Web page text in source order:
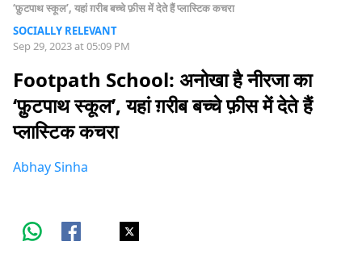
‘फ़ुटपाथ स्कूल’, यहां ग़रीब बच्चे फ़ीस में देते हैं प्लास्टिक कचरा
SOCIALLY RELEVANT
Sep 29, 2023 at 05:09 PM
Footpath School: अनोखा है नीरजा का
‘फ़ुटपाथ स्कूल’, यहां ग़रीब बच्चे फ़ीस में देते हैं
प्लास्टिक कचरा
Abhay Sinha